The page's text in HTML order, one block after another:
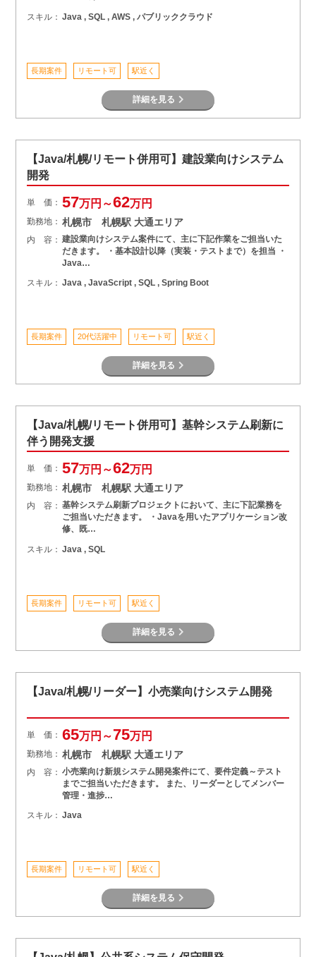
スキル： Java , SQL , AWS , パブリッククラウド
長期案件 リモート可 駅近く
詳細を見る
【Java/札幌/リモート併用可】建設業向けシステム
開発
単 価： 57万円～62万円
勤務地： 札幌市 札幌駅 大通エリア
内 容： 建設業向けシステム案件にて、主に下記作業をご担当いた
だきます。 ・基本設計以降（実装・テストまで）を担当 ・
Java…
スキル： Java , JavaScript , SQL , Spring Boot
長期案件 20代活躍中 リモート可 駅近く
詳細を見る
【Java/札幌/リモート併用可】基幹システム刷新に
伴う開発支援
単 価： 57万円～62万円
勤務地： 札幌市 札幌駅 大通エリア
内 容： 基幹システム刷新プロジェクトにおいて、主に下記業務を
ご担当いただきます。 ・Javaを用いたアプリケーション改
修、既…
スキル： Java , SQL
長期案件 リモート可 駅近く
詳細を見る
【Java/札幌/リーダー】小売業向けシステム開発
単 価： 65万円～75万円
勤務地： 札幌市 札幌駅 大通エリア
内 容： 小売業向け新規システム開発案件にて、要件定義～テスト
までご担当いただきます。 また、リーダーとしてメンバー
管理・進捗…
スキル： Java
長期案件 リモート可 駅近く
詳細を見る